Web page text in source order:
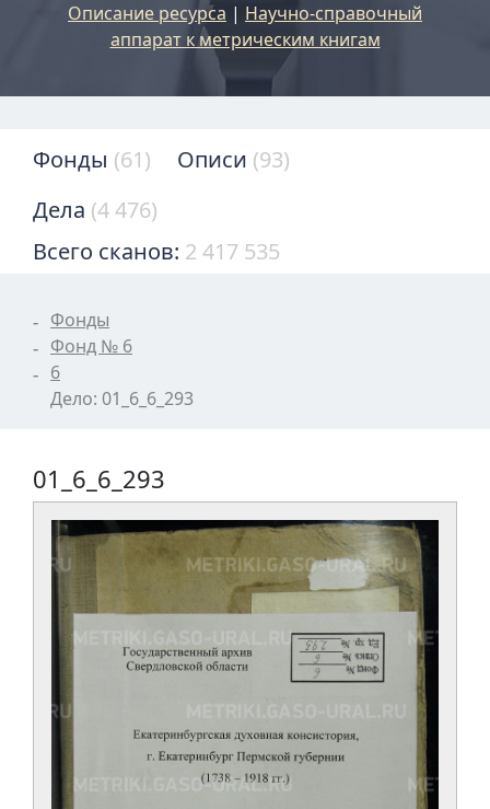
Описание ресурса | Научно-справочный
аппарат к метрическим книгам
Фонды (61) Описи (93)
Дела (4 476)
Всего сканов: 2 417 535
Фонды
Фонд № 6
6
Дело: 01_6_6_293
01_6_6_293